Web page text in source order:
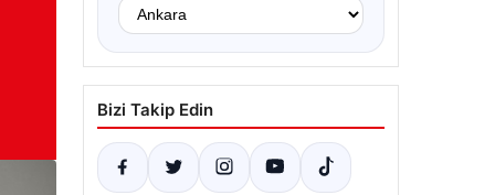
Bizi Takip Edin